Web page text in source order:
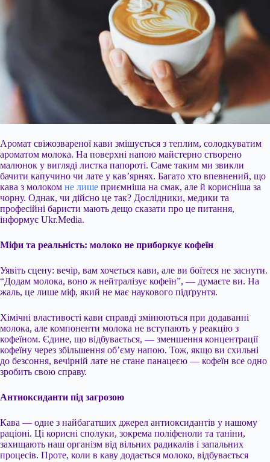
Аромат свіжозвареної кави змішується з теплим, солодкуватим
ароматом молока. На поверхні напою майстерно створено
малюнок у вигляді листка папороті. Саме таким ми звикли
бачити капучино чи лате у кав’ярнях. Багато хто впевнений, що
кава з молоком не лише приємніша на смак, але й корисніша за
чорну. Однак, чи дійсно це так? Дослідники, медики та
професійні баристи мають дещо сказати про це питання,
інформує Ukr.Media.
Міфи та реальність: молоко не приборкує кофеїн
Уявіть сцену: вечір, вам хочеться кави, але ви боїтеся не заснути.
“Додам молока, воно ж нейтралізує кофеїн”, — думаєте ви. На
жаль, це лише міф, який не має наукового підґрунтя.
Хімічні властивості кави справді змінюються при додаванні
молока, але компоненти молока не вступають у реакцію з
кофеїном. Єдине, що відбувається, — зменшення концентрації
кофеїну через збільшення об’єму напою. Тож, якщо ви схильні
до безсоння, вечірній лате не стане панацеєю — кофеїн все одно
зробить свою справу.
Антиоксиданти під загрозою
Кава — одне з найбагатших джерел антиоксидантів у нашому
раціоні. Ці корисні сполуки, зокрема поліфеноли та таніни,
захищають наш організм від вільних радикалів і запальних
процесів. Проте, коли в каву додається молоко, відбувається